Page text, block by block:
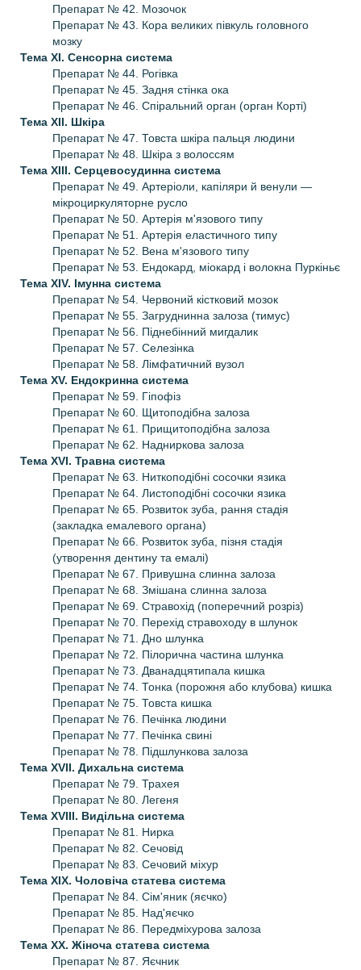
Препарат № 42. Мозочок
Препарат № 43. Кора великих півкуль головного
мозку
Тема XI. Сенсорна система
Препарат № 44. Рогівка
Препарат № 45. Задня стінка ока
Препарат № 46. Спіральний орган (орган Корті)
Тема XII. Шкіра
Препарат № 47. Товста шкіра пальця людини
Препарат № 48. Шкіра з волоссям
Тема XIII. Серцевосудинна система
Препарат № 49. Артеріоли, капіляри й венули —
мікроциркуляторне русло
Препарат № 50. Артерія м'язового типу
Препарат № 51. Артерія еластичного типу
Препарат № 52. Вена м'язового типу
Препарат № 53. Ендокард, міокард і волокна Пуркіньє
Тема XIV. Імунна система
Препарат № 54. Червоний кістковий мозок
Препарат № 55. Загруднинна залоза (тимус)
Препарат № 56. Піднебінний мигдалик
Препарат № 57. Селезінка
Препарат № 58. Лімфатичний вузол
Тема XV. Ендокринна система
Препарат № 59. Гіпофіз
Препарат № 60. Щитоподібна залоза
Препарат № 61. Прищитоподібна залоза
Препарат № 62. Надниркова залоза
Тема XVI. Травна система
Препарат № 63. Ниткоподібні сосочки язика
Препарат № 64. Листоподібні сосочки язика
Препарат № 65. Розвиток зуба, рання стадія
(закладка емалевого органа)
Препарат № 66. Розвиток зуба, пізня стадія
(утворення дентину та емалі)
Препарат № 67. Привушна слинна залоза
Препарат № 68. Змішана слинна залоза
Препарат № 69. Стравохід (поперечний розріз)
Препарат № 70. Перехід стравоходу в шлунок
Препарат № 71. Дно шлунка
Препарат № 72. Пілорична частина шлунка
Препарат № 73. Дванадцятипала кишка
Препарат № 74. Тонка (порожня або клубова) кишка
Препарат № 75. Товста кишка
Препарат № 76. Печінка людини
Препарат № 77. Печінка свині
Препарат № 78. Підшлункова залоза
Тема XVII. Дихальна система
Препарат № 79. Трахея
Препарат № 80. Легеня
Тема XVIII. Видільна система
Препарат № 81. Нирка
Препарат № 82. Сечовід
Препарат № 83. Сечовий міхур
Тема XIX. Чоловіча статева система
Препарат № 84. Сім'яник (яєчко)
Препарат № 85. Над'яєчко
Препарат № 86. Передміхурова залоза
Тема XX. Жіноча статева система
Препарат № 87. Яєчник